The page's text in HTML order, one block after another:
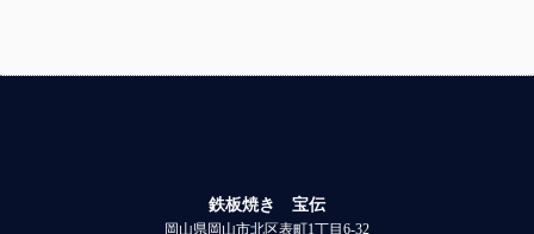
鉄板焼き 宝伝
岡山県岡山市北区表町1丁目6-32